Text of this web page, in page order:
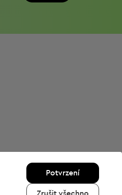
Potvrzení
Zrušit všechno